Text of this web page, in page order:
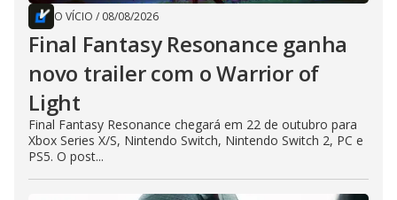
O VÍCIO / 08/08/2026
Final Fantasy Resonance ganha
novo trailer com o Warrior of
Light
Final Fantasy Resonance chegará em 22 de outubro para
Xbox Series X/S, Nintendo Switch, Nintendo Switch 2, PC e
PS5. O post...